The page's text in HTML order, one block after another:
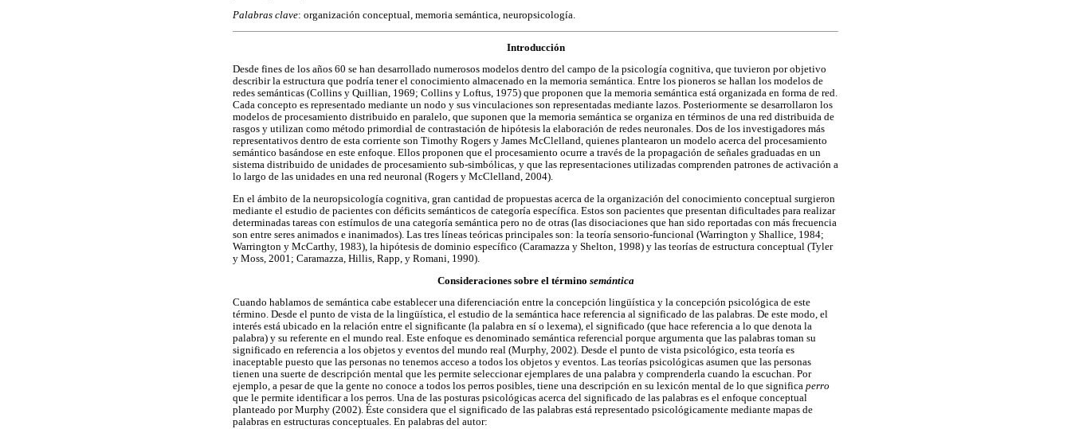
Palabras clave: organización conceptual, memoria semántica, neuropsicología.
Introducción
Desde fines de los años 60 se han desarrollado numerosos modelos dentro del campo de la psicología cognitiva, que tuvieron por objetivo
describir la estructura que podría tener el conocimiento almacenado en la memoria semántica. Entre los pioneros se hallan los modelos de
redes semánticas (Collins y Quillian, 1969; Collins y Loftus, 1975) que proponen que la memoria semántica está organizada en forma de red.
Cada concepto es representado mediante un nodo y sus vinculaciones son representadas mediante lazos. Posteriormente se desarrollaron los
modelos de procesamiento distribuido en paralelo, que suponen que la memoria semántica se organiza en términos de una red distribuida de
rasgos y utilizan como método primordial de contrastación de hipótesis la elaboración de redes neuronales. Dos de los investigadores más
representativos dentro de esta corriente son Timothy Rogers y James McClelland, quienes plantearon un modelo acerca del procesamiento
semántico basándose en este enfoque. Ellos proponen que el procesamiento ocurre a través de la propagación de señales graduadas en un
sistema distribuido de unidades de procesamiento sub-simbólicas, y que las representaciones utilizadas comprenden patrones de activación a
lo largo de las unidades en una red neuronal (Rogers y McClelland, 2004).
En el ámbito de la neuropsicología cognitiva, gran cantidad de propuestas acerca de la organización del conocimiento conceptual surgieron
mediante el estudio de pacientes con déficits semánticos de categoría específica. Estos son pacientes que presentan dificultades para realizar
determinadas tareas con estímulos de una categoría semántica pero no de otras (las disociaciones que han sido reportadas con más frecuencia
son entre seres animados e inanimados). Las tres líneas teóricas principales son: la teoría sensorio-funcional (Warrington y Shallice, 1984;
Warrington y McCarthy, 1983), la hipótesis de dominio específico (Caramazza y Shelton, 1998) y las teorías de estructura conceptual (Tyler
y Moss, 2001; Caramazza, Hillis, Rapp, y Romani, 1990).
Consideraciones sobre el término semántica
Cuando hablamos de semántica cabe establecer una diferenciación entre la concepción lingüística y la concepción psicológica de este
término. Desde el punto de vista de la lingüística, el estudio de la semántica hace referencia al significado de las palabras. De este modo, el
interés está ubicado en la relación entre el significante (la palabra en sí o lexema), el significado (que hace referencia a lo que denota la
palabra) y su referente en el mundo real. Este enfoque es denominado semántica referencial porque argumenta que las palabras toman su
significado en referencia a los objetos y eventos del mundo real (Murphy, 2002). Desde el punto de vista psicológico, esta teoría es
inaceptable puesto que las personas no tenemos acceso a todos los objetos y eventos. Las teorías psicológicas asumen que las personas
tienen una suerte de descripción mental que les permite seleccionar ejemplares de una palabra y comprenderla cuando la escuchan. Por
ejemplo, a pesar de que la gente no conoce a todos los perros posibles, tiene una descripción en su lexicón mental de lo que significa perro
que le permite identificar a los perros. Una de las posturas psicológicas acerca del significado de las palabras es el enfoque conceptual
planteado por Murphy (2002). Éste considera que el significado de las palabras está representado psicológicamente mediante mapas de
palabras en estructuras conceptuales. En palabras del autor: